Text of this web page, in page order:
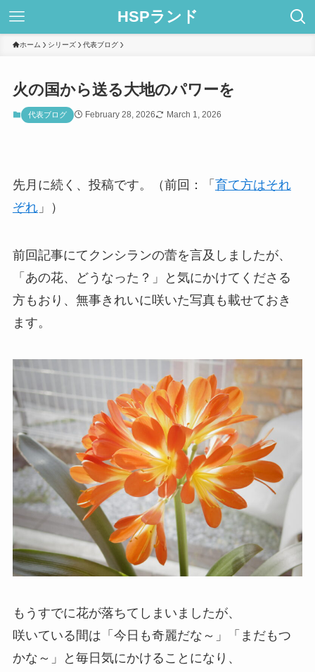
HSPランド
ホーム シリーズ 代表ブログ
火の国から送る大地のパワーを
代表ブログ February 28, 2026 March 1, 2026
先月に続く、投稿です。（前回：「 育て方はそれ
ぞれ」）
前回記事にてクンシランの蕾を言及しましたが、
「あの花、どうなった？」と気にかけてくださる
方もおり、無事きれいに咲いた写真も載せておき
ます。
もうすでに花が落ちてしまいましたが、
咲いている間は「今日も奇麗だな～」「まだもつ
かな～」と毎日気にかけることになり、